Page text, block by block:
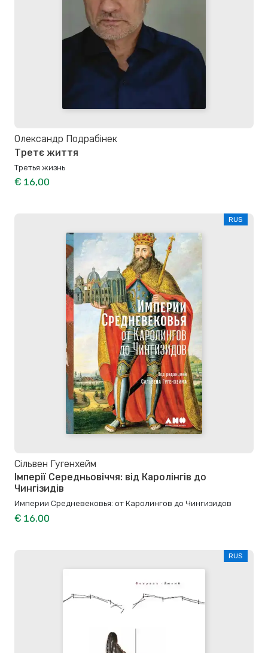
Олександр Подрабінек
Третє життя
Третья жизнь
€ 16,00
RUS
Сільвен Гугенхейм
Імперії Середньовіччя: від Каролінгів до
Чингізидів
Империи Средневековья: от Каролингов до Чингизидов
€ 16,00
RUS